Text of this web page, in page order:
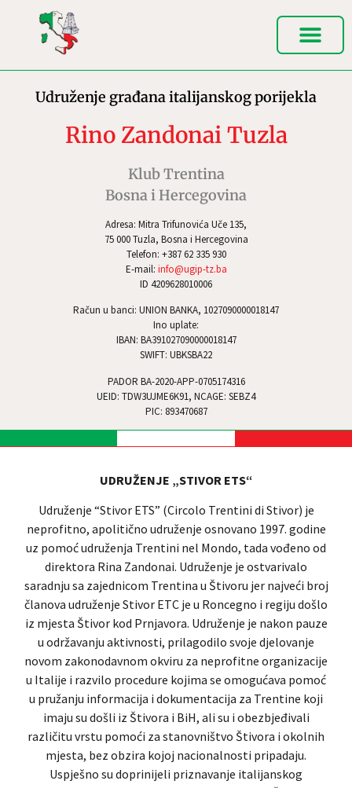
Adresa: Mitra Trifunovića Uče 135,
75 000 Tuzla, Bosna i Hercegovina
Telefon: +387 62 335 930
E-mail: info@ugip-tz.ba
ID 4209628010006
Račun u banci: UNION BANKA, 1027090000018147
Ino uplate:
IBAN: BA391027090000018147
SWIFT: UBKSBA22
PADOR BA-2020-APP-0705174316
UEID: TDW3UJME6K91, NCAGE: SEBZ4
PIC: 893470687
Udruženje građana italijanskog porijekla
Rino Zandonai Tuzla
Klub Trentina
Bosna i Hercegovina
UDRUŽENJE „STIVOR ETS“
Udruženje “Stivor ETS” (Circolo Trentini di Stivor) je
neprofitno, apolitično udruženje osnovano 1997. godine
uz pomoć udruženja Trentini nel Mondo, tada vođeno od
direktora Rina Zandonai. Udruženje je ostvarivalo
saradnju sa zajednicom Trentina u Štivoru jer najveći broj
članova udruženje Stivor ETC je u Roncegno i regiju došlo
iz mjesta Štivor kod Prnjavora. Udruženje je nakon pauze
u održavanju aktivnosti, prilagodilo svoje djelovanje
novom zakonodavnom okviru za neprofitne organizacije
u Italije i razvilo procedure kojima se omogućava pomoć
u pružanju informacija i dokumentacija za Trentine koji
imaju su došli iz Štivora i BiH, ali su i obezbjeđivali
različitu vrstu pomoći za stanovništvo Štivora i okolnih
mjesta, bez obzira kojoj nacionalnosti pripadaju.
Uspješno su doprinijeli priznavanje italijanskog